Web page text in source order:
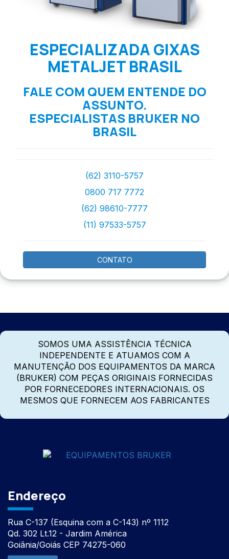
ESPECIALIZADA GIXAS
METALJET BRASIL
FALE COM QUEM ENTENDE DO
ASSUNTO.
ESPECIALISTAS BRUKER NO
BRASIL
(62) 3110-5757
0800 717 7772
(62) 98610-7777
(11) 97533-5757
CONTATO
SOMOS UMA ASSISTÊNCIA TÉCNICA
INDEPENDENTE E ATUAMOS COM A
MANUTENÇÃO DOS EQUIPAMENTOS DA MARCA
(BRUKER) COM PEÇAS ORIGINAIS FORNECIDAS
POR FORNECEDORES INTERNACIONAIS. OS
MESMOS QUE FORNECEM AOS FABRICANTES
Endereço
Rua C-137 (Esquina com a C-143) nº 1112
Qd. 302 Lt.12 - Jardim América
Goiânia/Goiás CEP 74275-060